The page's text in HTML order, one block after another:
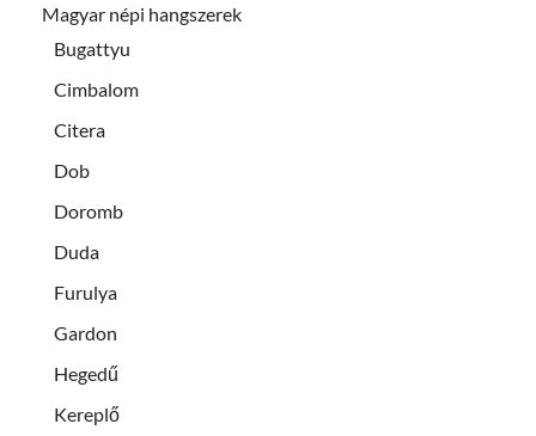
Magyar népi hangszerek
Bugattyu
Cimbalom
Citera
Dob
Doromb
Duda
Furulya
Gardon
Hegedű
Kereplő